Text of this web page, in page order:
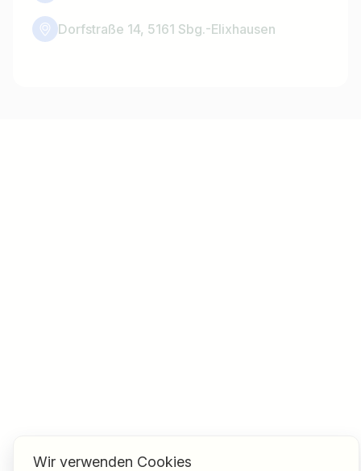
Dorfstraße 14, 5161 Sbg.-Elixhausen
Wir verwenden Cookies